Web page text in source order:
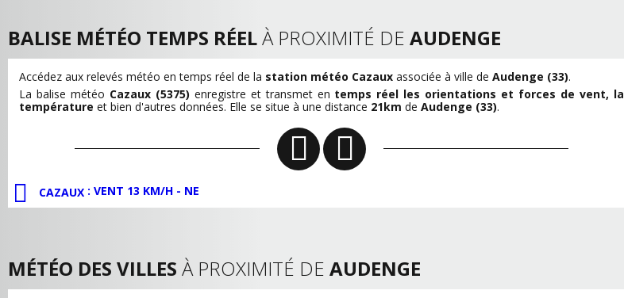
BALISE MÉTÉO TEMPS RÉELÀ PROXIMITÉ DE AUDENGE
Accédez aux relevés météo en temps réel de la station météo Cazaux associée à ville de Audenge (33).
La balise météo Cazaux (5375) enregistre et transmet en temps réel les orientations et forces de vent, la
température et bien d'autres données. Elle se situe à une distance 21km de Audenge (33).
CAZAUX : VENT 13 KM/H - NE
MÉTÉO DES VILLES À PROXIMITÉ DE AUDENGE